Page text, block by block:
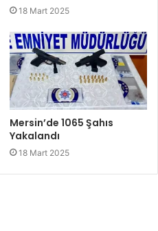
18 Mart 2025
Mersin’de 1065 Şahıs
Yakalandı
18 Mart 2025